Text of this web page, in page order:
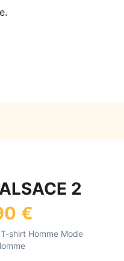
2
€
T-shirt Homme Mode